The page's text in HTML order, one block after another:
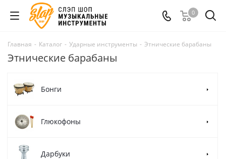
0
Главная - Каталог - Ударные инструменты - Этнические барабаны
Этнические барабаны
Бонги
Глюкофоны
Дарбуки